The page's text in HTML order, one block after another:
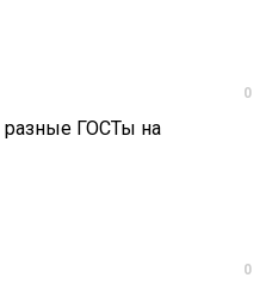
0
ГОСТы на
0